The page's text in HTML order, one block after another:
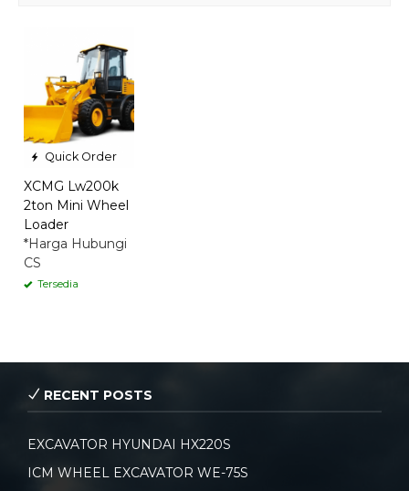
Quick Order
XCMG Lw200k
2ton Mini Wheel
Loader
*Harga Hubungi
CS
Tersedia
RECENT POSTS
EXCAVATOR HYUNDAI HX220S
ICM WHEEL EXCAVATOR WE-75S